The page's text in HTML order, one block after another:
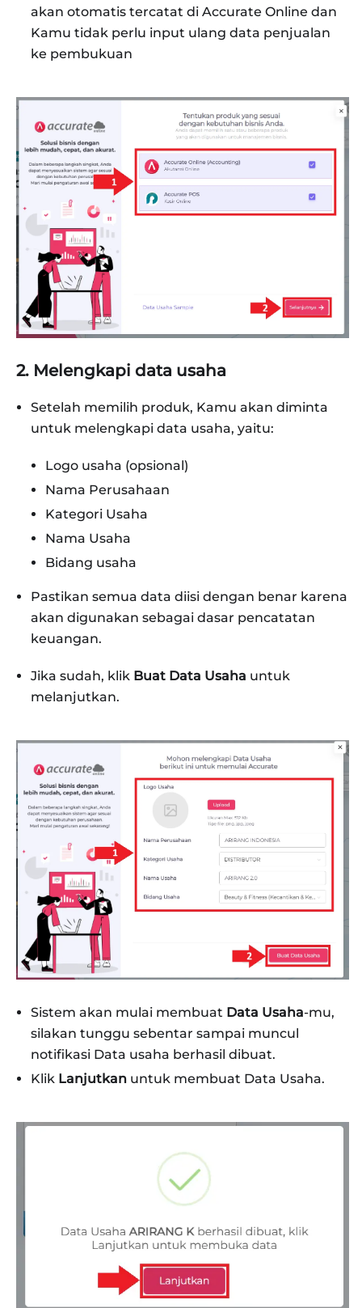
akan otomatis tercatat di Accurate Online dan
Kamu tidak perlu input ulang data penjualan
ke pembukuan
2. Melengkapi data usaha
Setelah memilih produk, Kamu akan diminta
untuk melengkapi data usaha, yaitu:
Logo usaha (opsional)
Nama Perusahaan
Kategori Usaha
Nama Usaha
Bidang usaha
Pastikan semua data diisi dengan benar karena
akan digunakan sebagai dasar pencatatan
keuangan.
Jika sudah, klik Buat Data Usaha untuk
melanjutkan.
Sistem akan mulai membuat Data Usaha-mu,
silakan tunggu sebentar sampai muncul
notifikasi Data usaha berhasil dibuat.
Klik Lanjutkan untuk membuat Data Usaha.